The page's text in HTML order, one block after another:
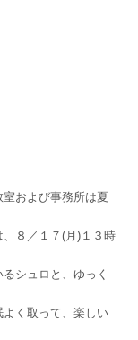
および事務所は夏
８／１７(月)１３時
シュロと、ゆっく
く取って、楽しい